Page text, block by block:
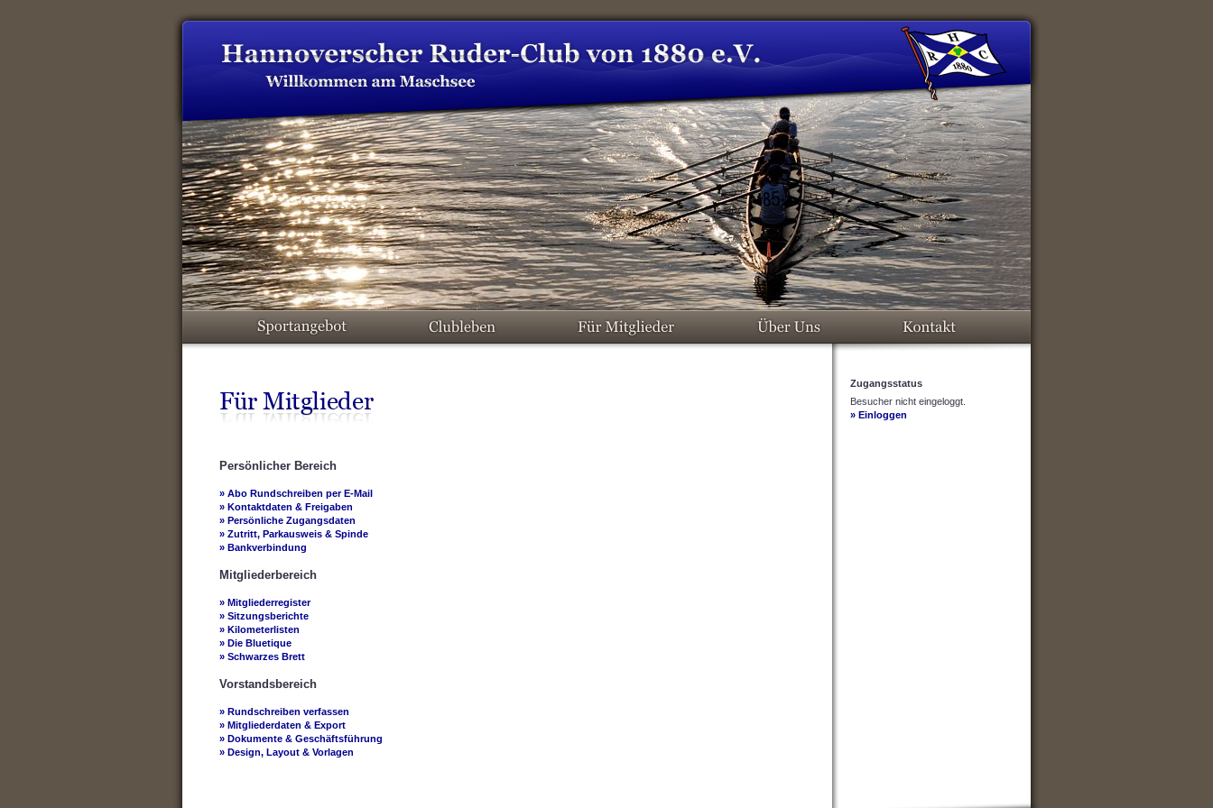
Persönlicher Bereich
» Abo Rundschreiben per E-Mail
» Kontaktdaten & Freigaben
» Persönliche Zugangsdaten
» Zutritt, Parkausweis & Spinde
» Bankverbindung
Mitgliederbereich
» Mitgliederregister
» Sitzungsberichte
» Kilometerlisten
» Die Bluetique
» Schwarzes Brett
Vorstandsbereich
» Rundschreiben verfassen
» Mitgliederdaten & Export
» Dokumente & Geschäftsführung
» Design, Layout & Vorlagen
Zugangsstatus
Besucher nicht eingeloggt.
» Einloggen